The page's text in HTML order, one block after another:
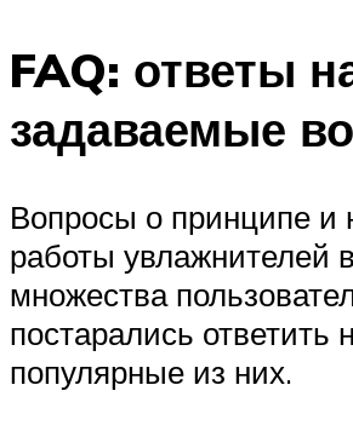
FAQ: ответы
задаваемые
Вопросы о принципе и
работы увлажнителей
множества
постарались ответить
популярные из них.